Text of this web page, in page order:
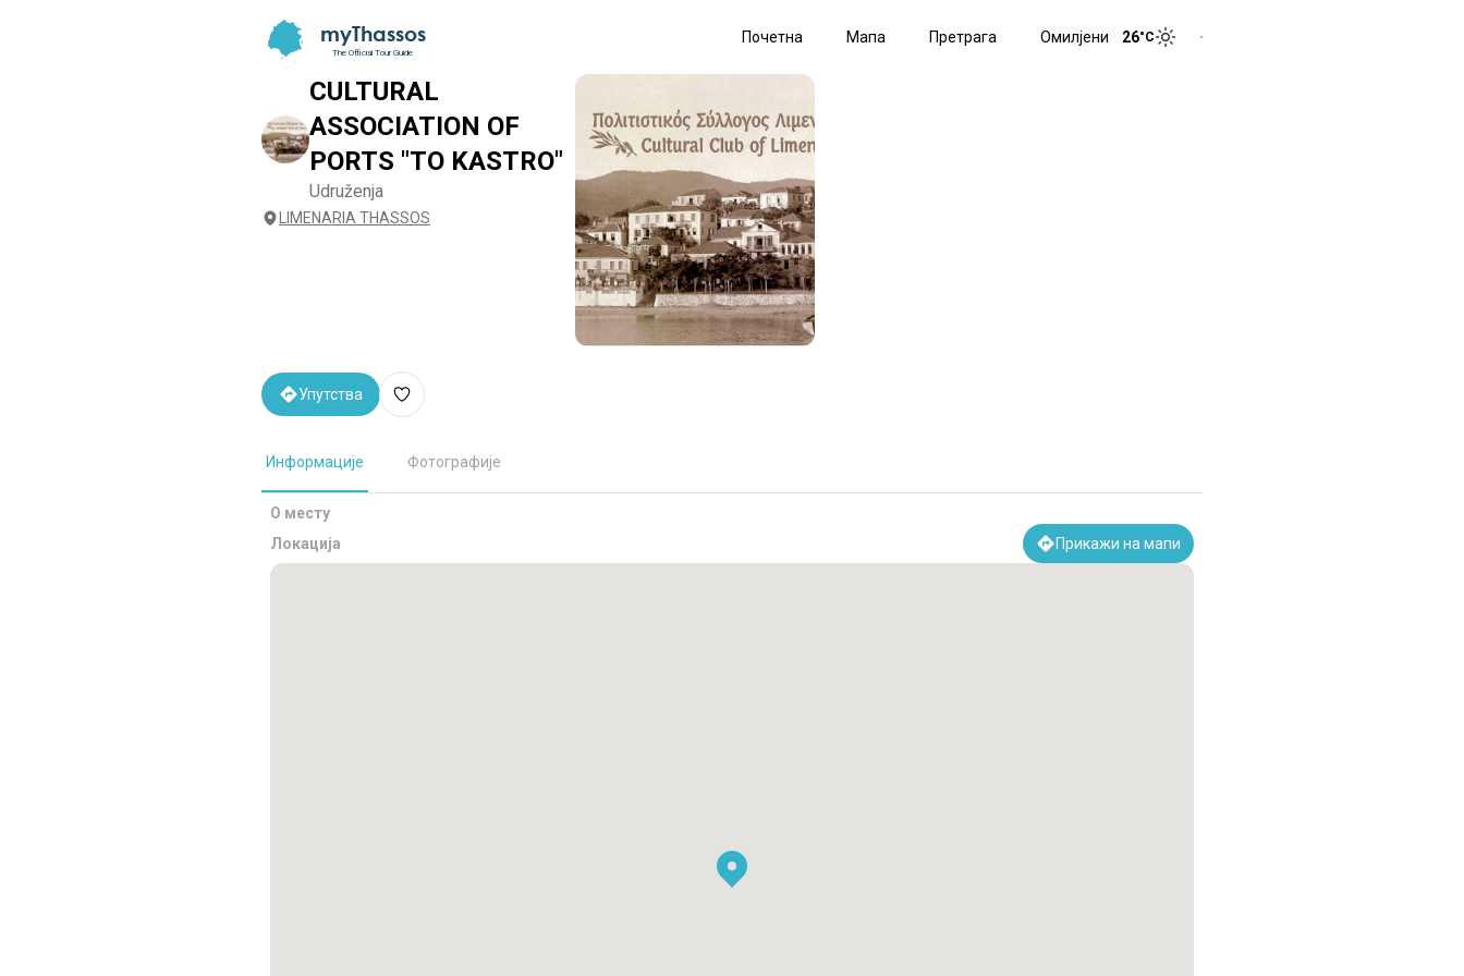
myThassos
The Official Tour Guide
Почетна Мапа Претрага Омилјени 26°C
CULTURAL
ASSOCIATION OF
PORTS "TO KASTRO"
Udruženja
LIMENARIA THASSOS
Упутства
Информације Фотографије
О месту
Локација
Прикажи на мапи